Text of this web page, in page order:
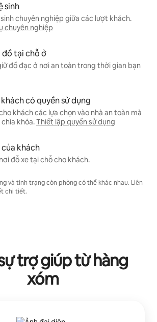
sinh
sinh chuyên nghiệp giữa các lượt khách.
chuyên nghiệp
đồ tại chỗ ở
đồ đạc ở nơi an toàn trong thời gian bạn
có quyền sử dụng
khách các lựa chọn vào nhà an toàn mà
khóa.Thiết lập quyền sử dụng
của khách
đỗ xe tại chỗ cho khách.
và tình trạng còn phòng có thể khác nhau. Liên
chi tiết.
trợ giúp từ hàng
xóm